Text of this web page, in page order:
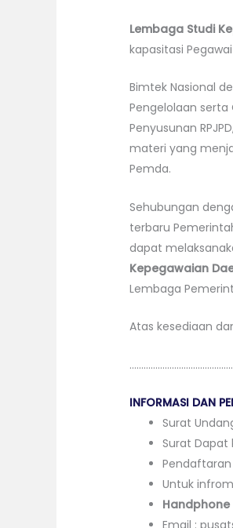
Lembaga Studi
kapasitasi
Bimtek Nasional
Pengelolaan serta
Penyusunan
materi yang
Pemda.
Sehubungan
terbaru
dapat
Kepegawaian
Lembaga
Atas kesediaan
INFORMASI DAN
Surat
Surat Dapat
Untuk